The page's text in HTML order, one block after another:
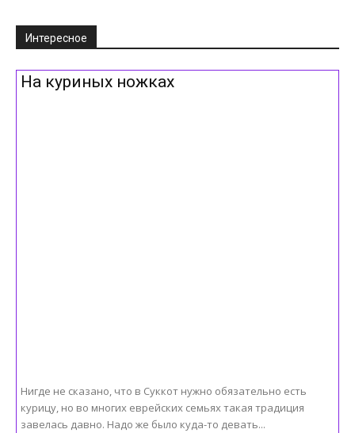
Интересное
На куриных ножках
Нигде не сказано, что в Суккот нужно обязательно есть
курицу, но во многих еврейских семьях такая традиция
завелась давно. Надо же было куда-то девать...